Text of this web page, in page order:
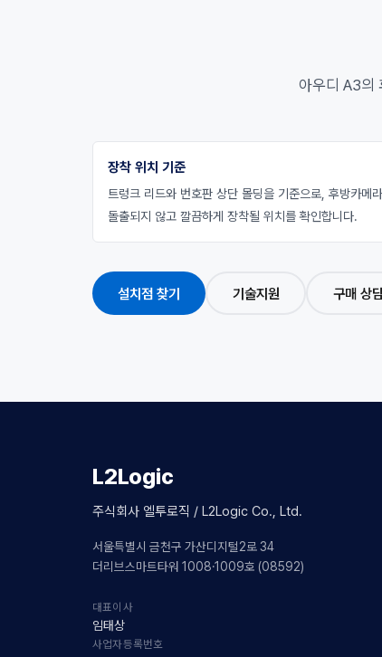
아우디 A3의
장착 위치 기준
트렁크 리드와 번호판 상단 몰딩을 기준으로, 후방카메
돌출되지 않고 깔끔하게 장착될 위치를 확인합니다.
설치점 찾기 기술지원 구매 상
L2Logic
주식회사 엘투로직 / L2Logic Co., Ltd.
서울특별시 금천구 가산디지털2로 34
더리브스마트타워 1008·1009호 (08592)
대표이사
임태상
사업자등록번호